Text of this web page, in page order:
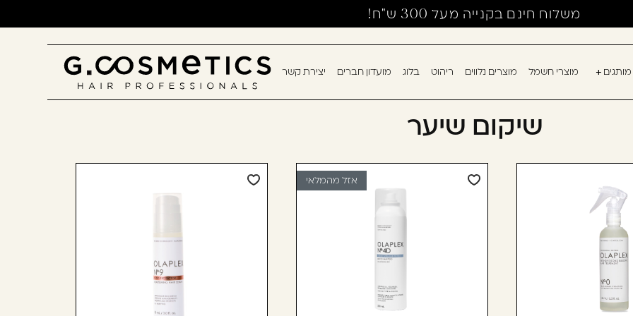
משלוח חינם בקנייה מעל 300 ש"ח!
מותגים מוצרי חשמל מוצרים נלווים ריהוט בלוג מועדון חברים יצירת קשר
שכחתי סיסמה
עוד לא נרשמתם? יאללה, תצטרפו!
למילוי פרטיכם ותוכלו ליהנות מהיתרונות של משתמש
רשום כבר עכשיו.
להרשמה
שיקום שיער
אזל מהמלאי